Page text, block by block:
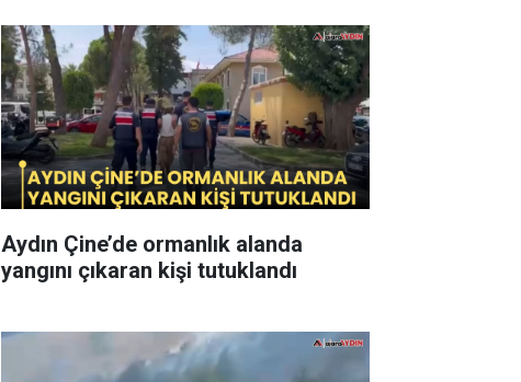
Aydın Çine’de ormanlık alanda
yangını çıkaran kişi tutuklandı